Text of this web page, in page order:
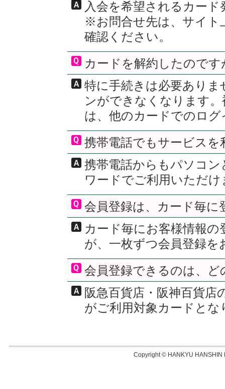
入会を希望されるカー
※お問合せ先は、サイト
確認ください。
カードを解約したので
特に手続きは必要あり
ンができなくなります
は、他のカードでのロ
携帯電話でもサービスを
携帯電話からもパソコ
ワードでご利用いただけ
会員登録は、カード毎に
カード毎にお客様情報
が、一枚ずつ会員登録
会員登録できるのは、
阪急百貨店・阪神百貨
がご利用対象カードとな
Copyright © HANKYU HANSHIN